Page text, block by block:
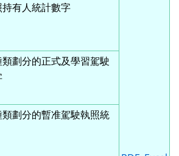
有人統計數字
劃分的正式及學習駕駛
劃分的暫准駕駛執照統